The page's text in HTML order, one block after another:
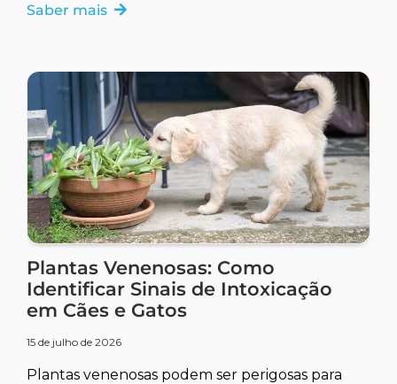
Saber mais
Plantas Venenosas: Como
Identificar Sinais de Intoxicação
em Cães e Gatos
15 de julho de 2026
Plantas venenosas podem ser perigosas para